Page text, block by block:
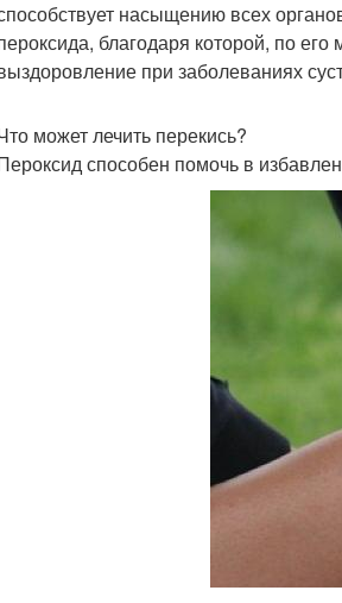
насыщению всех
благодаря которой, по
при заболеваниях
может лечить перекись?
способен помочь в